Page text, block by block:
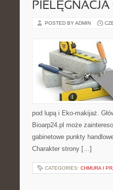
POSTED BY ADMIN
pod lupą i Eko-makijaż.
Bioarp24.pl może
gabinetowe punkty
Charakter strony […]
CATEGORIES: CHMURA I